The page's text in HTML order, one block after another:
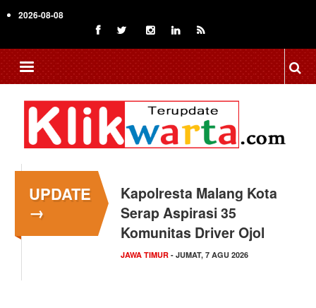
to
content
2026-08-08
UPDATE
→
Kapolresta Malang Kota
Serap Aspirasi 35
Komunitas Driver Ojol
JAWA TIMUR - JUMAT, 7 AGU 2026